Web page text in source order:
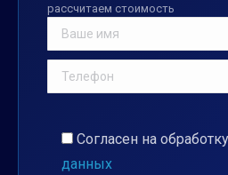
рассчитаем стоимость
Согласен на обработку
данных